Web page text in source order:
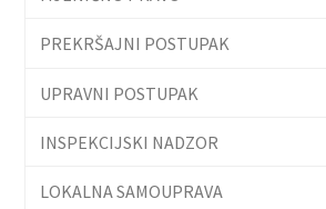
PREKRŠAJNI POSTUPAK
UPRAVNI POSTUPAK
INSPEKCIJSKI NADZOR
LOKALNA SAMOUPRAVA